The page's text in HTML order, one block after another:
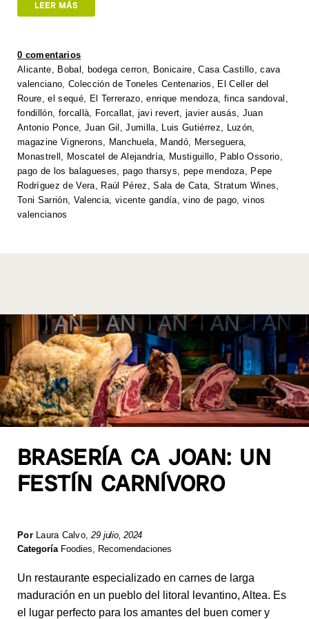
A
p
p
o
o
k
n
n
k
LEER MÁS
0 comentarios
Alicante
Bobal bodega cerron, Bonicaire ,Casa Castillo ,cava
valenciano Colección de Toneles Centenarios
El Celler del
Roure ,el sequé, El Terrerazo ,enrique mendoza finca sandoval
fondillón, forcallà Forcallat, javi revert javier ausás
Juan
Antonio Ponce Juan Gil ,Jumilla Luis Gutiérrez Luzón
magazine Vignerons
Manchuela Mandó, Merseguera,
Monastrell
Moscatel de Alejandría Mustiguillo Pablo Ossorio
pago de los balagueses
pago tharsys pepe mendoza
Pepe
Rodríguez de Vera
Raúl Pérez ,Sala de Cata Stratum Wines
Toni Sarrión, Valencia vicente gandía ,vino de pago vinos
valencianos
BRASERÍA CA JOAN: UN
FESTÍN CARNÍVORO
Por Laura Calvo,29 julio, 2024
Categoría Foodies Recomendaciones
Un restaurante especializado en carnes de larga
maduración en un pueblo del litoral levantino, Altea. Es
el lugar perfecto para los amantes del buen comer y